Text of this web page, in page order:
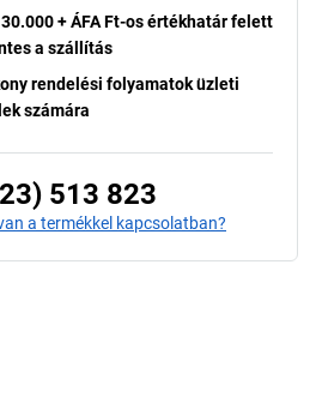
+ ÁFA Ft-os értékhatár felett
a szállítás
rendelési folyamatok üzleti
számára
513 823
a termékkel kapcsolatban?